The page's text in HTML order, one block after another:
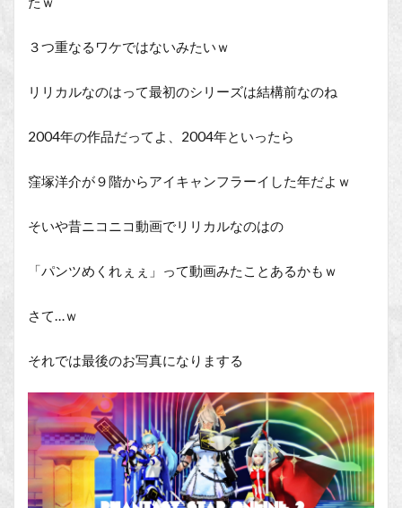
３つ重なるワケではないみたいｗ
リリカルなのはって最初のシリーズは結構前なのね
2004年の作品だってよ、2004年といったら
窪塚洋介が９階からアイキャンフラーイした年だよｗ
そいや昔ニコニコ動画でリリカルなのはの
「パンツめくれぇぇ」って動画みたことあるかもｗ
さて…ｗ
それでは最後のお写真になりまする